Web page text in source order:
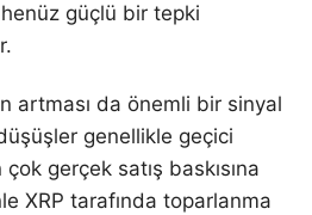
henüz güçlü bir tepki
artması da önemli bir sinyal
genellikle geçici
gerçek satış baskısına
XRP tarafında toparlanma